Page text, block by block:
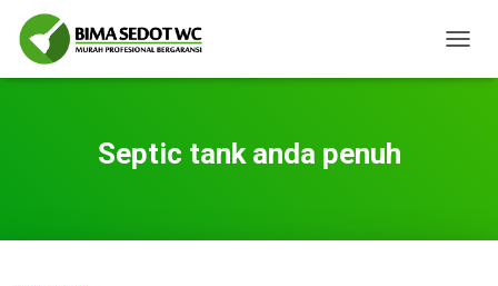
Septic tank anda penuh